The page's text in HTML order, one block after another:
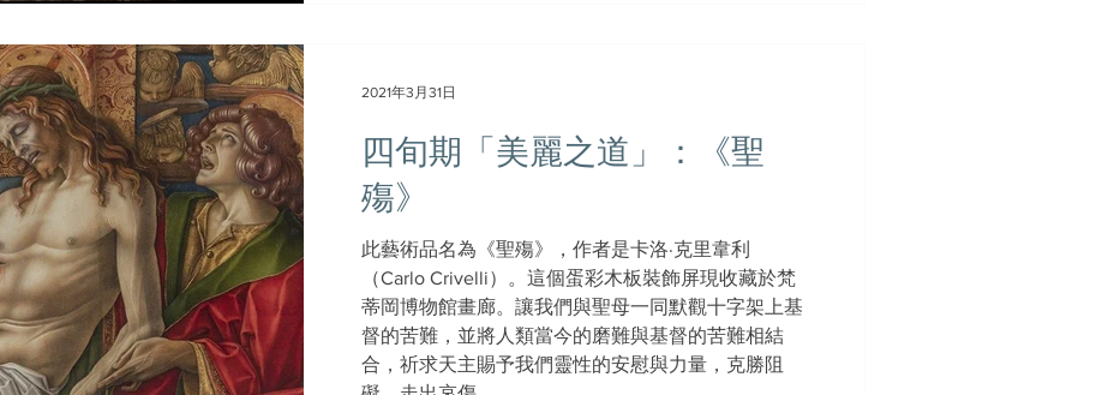
四旬期「美麗之道」：《聖
殤》
此藝術品名為《聖殤》，作者是卡洛·克里韋利
（Carlo Crivelli）。這個蛋彩木板裝飾屏現收藏於梵
蒂岡博物館畫廊。讓我們與聖母一同默觀十字架上基
督的苦難，並將人類當今的磨難與基督的苦難相結
合，祈求天主賜予我們靈性的安慰與力量，克勝阻
2021年3月31日